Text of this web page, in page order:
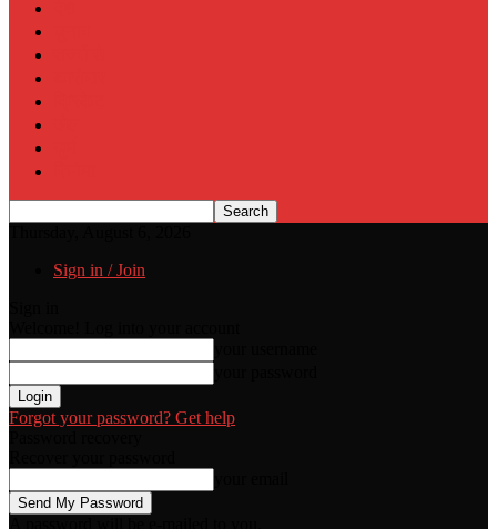
Sign in / Join
Forgot your password? Get help